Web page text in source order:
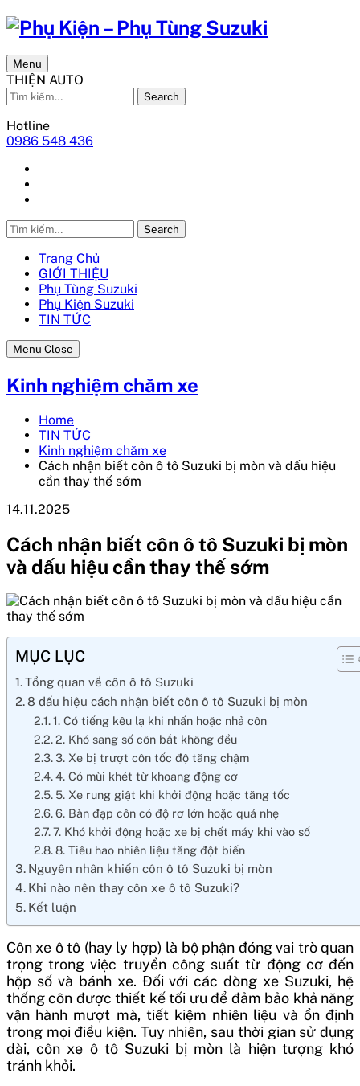
Menu
THIỆN AUTO
Search
Hotline
0986 548 436
Search
Trang Chủ
GIỚI THIỆU
Phụ Tùng Suzuki
Phụ Kiện Suzuki
TIN TỨC
Menu Close
Kinh nghiệm chăm xe
Home
TIN TỨC
Kinh nghiệm chăm xe
Cách nhận biết côn ô tô Suzuki bị mòn và dấu hiệu
cần thay thế sớm
14.11.2025
Cách nhận biết côn ô tô Suzuki bị mòn
và dấu hiệu cần thay thế sớm
MỤC LỤC
Tổng quan về côn ô tô Suzuki
8 dấu hiệu cách nhận biết côn ô tô Suzuki bị mòn
1. Có tiếng kêu lạ khi nhấn hoặc nhả côn
2. Khó sang số côn bắt không đều
3. Xe bị trượt côn tốc độ tăng chậm
4. Có mùi khét từ khoang động cơ
5. Xe rung giật khi khởi động hoặc tăng tốc
6. Bàn đạp côn có độ rơ lớn hoặc quá nhẹ
7. Khó khởi động hoặc xe bị chết máy khi vào số
8. Tiêu hao nhiên liệu tăng đột biến
Nguyên nhân khiến côn ô tô Suzuki bị mòn
Khi nào nên thay côn xe ô tô Suzuki?
Kết luận
Côn xe ô tô (hay ly hợp) là bộ phận đóng vai trò quan
trọng trong việc truyền công suất từ động cơ đến
hộp số và bánh xe. Đối với các dòng xe Suzuki, hệ
thống côn được thiết kế tối ưu để đảm bảo khả năng
vận hành mượt mà, tiết kiệm nhiên liệu và ổn định
trong mọi điều kiện. Tuy nhiên, sau thời gian sử dụng
dài, côn xe ô tô Suzuki bị mòn là hiện tượng khó
tránh khỏi.